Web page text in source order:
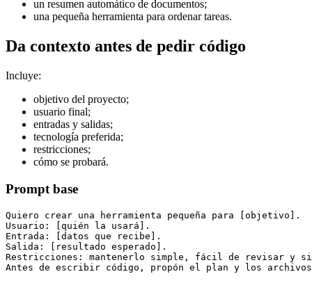
un resumen automático de documentos;
una pequeña herramienta para ordenar tareas.
Da contexto antes de pedir código
Incluye:
objetivo del proyecto;
usuario final;
entradas y salidas;
tecnología preferida;
restricciones;
cómo se probará.
Prompt base
Quiero crear una herramienta pequeña para [objetivo].
Usuario: [quién la usará].
Entrada: [datos que recibe].
Salida: [resultado esperado].
Restricciones: mantenerlo simple, fácil de revisar y